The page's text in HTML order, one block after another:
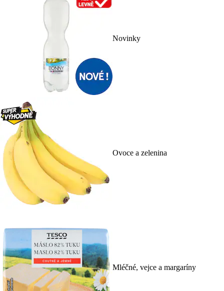
Novinky
Ovoce a zelenina
Mléčné, vejce a margaríny